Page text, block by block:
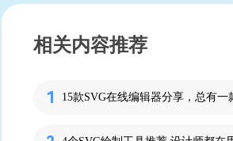
相关内容推荐